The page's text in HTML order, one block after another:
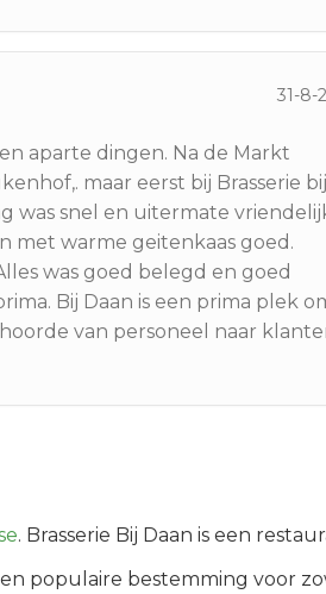
31-8-
aparte dingen. Na de Markt
maar eerst bij Brasserie bij
was snel en uitermate
met warme geitenkaas goed.
was goed belegd en goed
Bij Daan is een prima plek
van personeel naar
. Brasserie Bij Daan is een
populaire bestemming voor